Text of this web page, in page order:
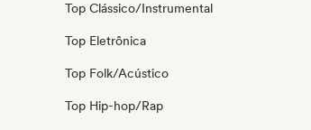
Top Clássico/Instrumental
Top Eletrônica
Top Folk/Acústico
Top Hip-hop/Rap